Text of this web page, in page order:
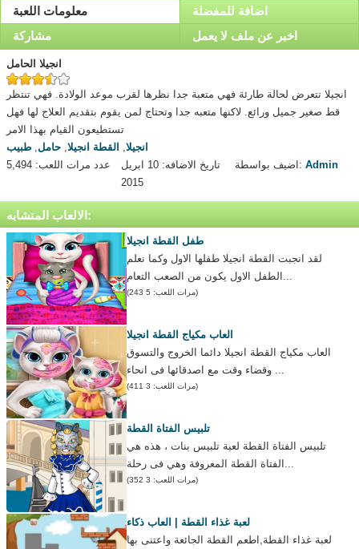
معلومات اللعبة
اضافة للمفضلة
مشاركة
اخبر عن ملف لا يعمل
انجيلا الحامل
انجيلا تتعرض لحالة طارئة فهي متعبة جدا نظرها لقرب موعد الولادة. فهي تنتظر
قط صغير جميل ورائع. لاكنها متعبه جدا وتحتاج لمن يقوم بتقديم العلاج لها فهل
تستطيعون القيام بهذا الامر
انجيلا, القطة انجيلا, حامل, طبيب
عدد مرات اللعب: 5,494
تاريخ الاضافه: 10 ابريل
2015
اضيف بواسطة:Admin
الالعاب المتشابه:
طفل القطة انجيلا
لقد انجبت القطة انجيلا طفلها الاول وكما نعلم
الطفل الاول يكون من الصعب التعام...
(مرات اللعب: 5 243)
العاب مكياج القطة انجيلا
العاب مكياج القطة انجيلا دائما الخروج والتسوق
وقضاء وقت مع اصدقائها فى انحاء ...
(مرات اللعب: 3 411)
تلبيس الفتاة القطة
تلبيس الفتاة القطة لعبة تلبيس بنات ، هذه هي
الفتاة القطة المعروفة وهي فى رحلة...
(مرات اللعب: 3 352)
لعبة غذاء القطة | العاب ذكاء
لعبة غذاء القطة,اطعم القطة الجائعة واعتنى بها